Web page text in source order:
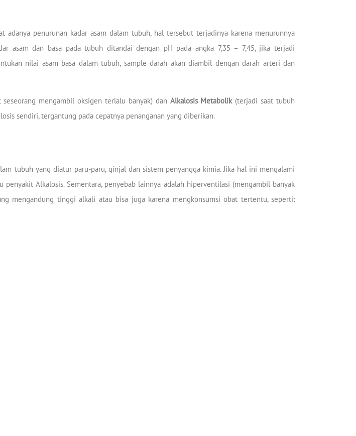
penurunan kadar asam dalam tubuh, hal tersebut terjadinya karena menurunnya
asam dan basa pada tubuh ditandai dengan pH pada angka 7,35 – 7,45, jika terjadi
nilai asam basa dalam tubuh, sample darah akan diambil dengan darah arteri dan
mengambil oksigen terlalu banyak) dan Alkalosis Metabolik(terjadi saat tubuh
sendiri, tergantung pada cepatnya penanganan yang diberikan.
tubuh yang diatur paru-paru, ginjal dan sistem penyangga kimia. Jika hal ini mengalami
Alkalosis. Sementara, penyebab lainnya adalah hiperventilasi (mengambil banyak
mengandung tinggi alkali atau bisa juga karena mengkonsumsi obat tertentu, seperti: